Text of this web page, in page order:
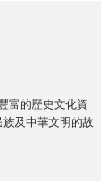
富的歷史文化資
及中華文明的故